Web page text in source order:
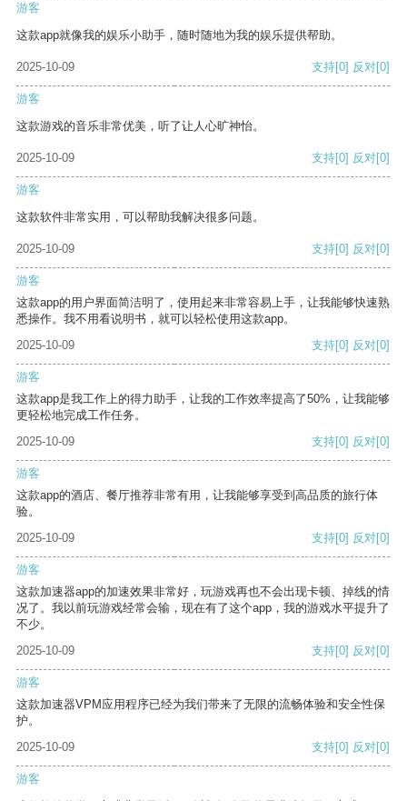
游客
这款app就像我的娱乐小助手，随时随地为我的娱乐提供帮助。
2025-10-09 支持[0] 反对[0]
游客
这款游戏的音乐非常优美，听了让人心旷神怡。
2025-10-09 支持[0] 反对[0]
游客
这款软件非常实用，可以帮助我解决很多问题。
2025-10-09 支持[0] 反对[0]
游客
这款app的用户界面简洁明了，使用起来非常容易上手，让我能够快速熟
悉操作。我不用看说明书，就可以轻松使用这款app。
2025-10-09
支持[0] 反对[0]
游客
这款app是我工作上的得力助手，让我的工作效率提高了50%，让我能够
更轻松地完成工作任务。
2025-10-09
支持[0] 反对[0]
游客
这款app的酒店、餐厅推荐非常有用，让我能够享受到高品质的旅行体
验。
2025-10-09
支持[0] 反对[0]
游客
这款加速器app的加速效果非常好，玩游戏再也不会出现卡顿、掉线的情
况了。我以前玩游戏经常会输，现在有了这个app，我的游戏水平提升了
不少。
2025-10-09
支持[0] 反对[0]
游客
这款加速器VPM应用程序已经为我们带来了无限的流畅体验和安全性保
护。
2025-10-09
支持[0] 反对[0]
游客